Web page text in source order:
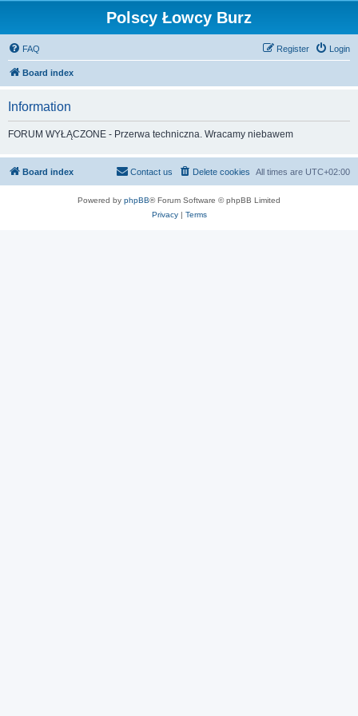
Polscy Łowcy Burz
FAQ Login
Register
Board index
Information
FORUM WYŁĄCZONE - Przerwa techniczna. Wracamy niebawem
Board index All times are UTC+02:00
Delete cookies
Contact us
Powered by phpBB® Forum Software © phpBB Limited
Privacy| Terms